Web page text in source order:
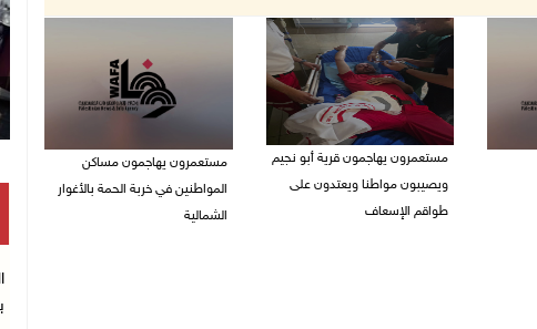
مستعمرون يهاجمون قرية أبو نجيم
ويصيبون مواطنا ويعتدون على
طواقم الإسعاف
مستعمرون يهاجمون مساكن
المواطنين في خربة الحمة بالأغوار
الشمالية